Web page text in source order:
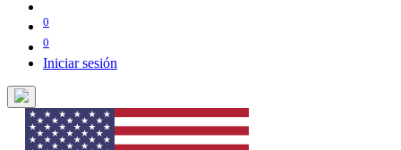
0
0
Iniciar sesión